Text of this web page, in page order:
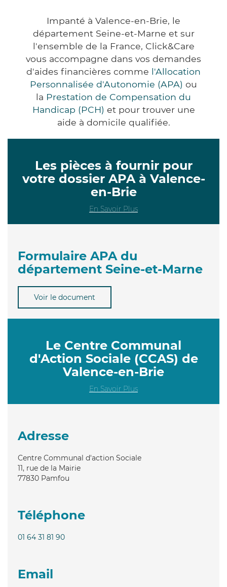
Impanté à Valence-en-Brie, le
département Seine-et-Marne et sur
l'ensemble de la France, Click&Care
vous accompagne dans vos demandes
d'aides financières comme l'Allocation
Personnalisée d'Autonomie (APA) ou
la Prestation de Compensation du
Handicap (PCH) et pour trouver une
aide à domicile qualifiée.
Les pièces à fournir pour
votre dossier APA à Valence-
en-Brie
En Savoir Plus
Formulaire APA du
département Seine-et-Marne
Voir le document
Le Centre Communal
d'Action Sociale (CCAS) de
Valence-en-Brie
En Savoir Plus
Adresse
Centre Communal d'action Sociale
11, rue de la Mairie
77830 Pamfou
Téléphone
01 64 31 81 90
Email